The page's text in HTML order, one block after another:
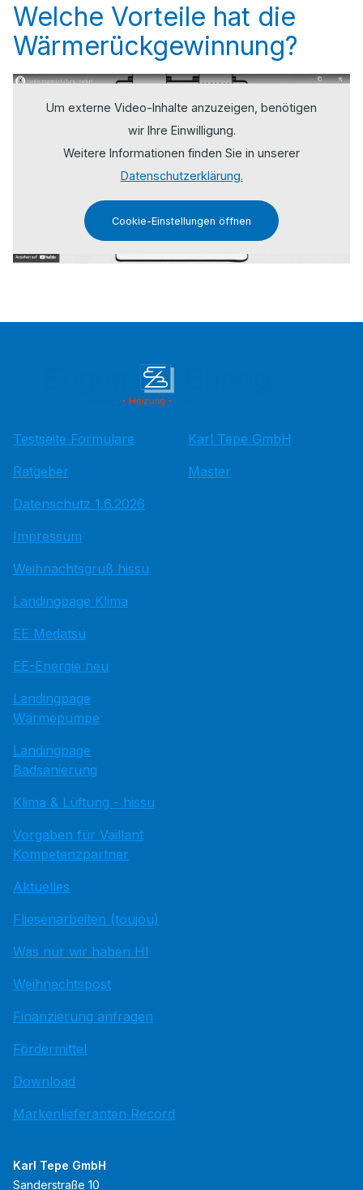
Welche Vorteile hat die
Wärmerückgewinnung?
Um externe Video-Inhalte anzuzeigen, benötigen
wir Ihre Einwilligung.
Weitere Informationen finden Sie in unserer
Datenschutzerklärung.
Cookie-Einstellungen öffnen
Testseite Formulare
Ratgeber
Datenschutz 1.6.2026
Impressum
Weihnachtsgruß hissu
Landingpage Klima
EE Medatsu
EE-Energie neu
Landingpage
Wärmepumpe
Landingpage
Badsanierung
Klima & Lüftung - hissu
Vorgaben für Vaillant
Kompetenzpartner
Aktuelles
Fliesenarbeiten (toujou)
Was nur wir haben HI
Weihnachtspost
Finanzierung anfragen
Fördermittel
Download
Markenlieferanten Record
Karl Tepe GmbH
Master
Karl Tepe GmbH
Sanderstraße 10